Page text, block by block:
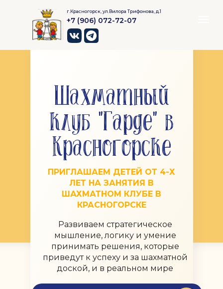
г.Красногорск, ул.Вилора Трифонова, д.1
+7 (906) 072-72-07
Шахматный
клуб "Гарде" в
Красногорске
Развиваем стратегическое
мышление, логику и умение
принимать решения, которые
приведут к успеху и за шахматной
доской, и в реальном мире
ПРИГЛАШАЕМ ДЕТЕЙ ОТ 4-Х
ЛЕТ НА ЗАНЯТИЯ В
ШАХМАТНОМ КЛУБЕ В
КРАСНОГОРСКЕ